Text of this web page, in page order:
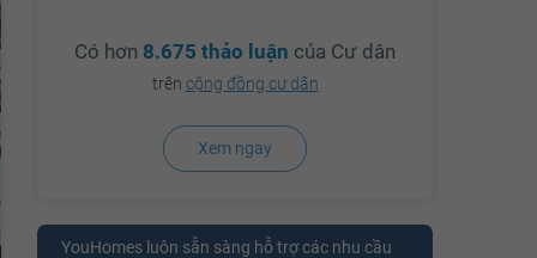
Có hơn 8.675 thảo luận của Cư dân
trên cộng đồng cư dân
Xem ngay
YouHomes luôn sẵn sàng hỗ trợ các nhu cầu